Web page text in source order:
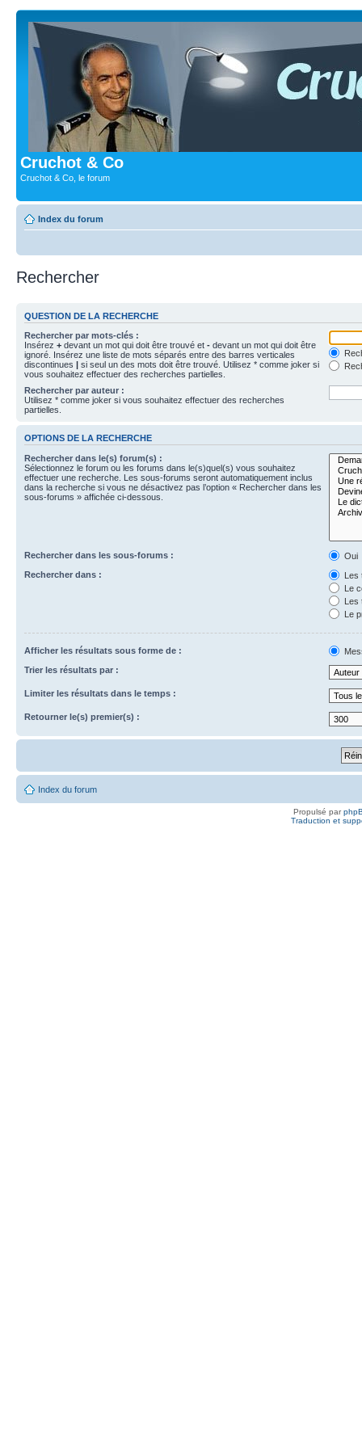
Cruchot & Co
Cruchot & Co, le forum
Index du forum
Rechercher
QUESTION DE LA RECHERCHE
Rechercher par mots-clés :
Insérez + devant un mot qui doit être trouvé et - devant un mot qui doit être
ignoré. Insérez une liste de mots séparés entre des barres verticales
discontinues | si seul un des mots doit être trouvé. Utilisez * comme joker si
vous souhaitez effectuer des recherches partielles.
Rechercher par auteur :
Utilisez * comme joker si vous souhaitez effectuer des recherches
partielles.
OPTIONS DE LA RECHERCHE
Rechercher dans le(s) forum(s) :
Sélectionnez le forum ou les forums dans le(s)quel(s) vous souhaitez
effectuer une recherche. Les sous-forums seront automatiquement inclus
dans la recherche si vous ne désactivez pas l’option « Rechercher dans les
sous-forums » affichée ci-dessous.
Rechercher dans les sous-forums :
Oui
Rechercher dans :
Les
Le
Les
Le
Afficher les résultats sous forme de :
Trier les résultats par :
Limiter les résultats dans le temps :
Retourner le(s) premier(s) :
Index du forum
Propulsé par
Traduction et